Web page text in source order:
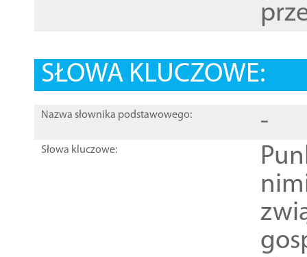
SŁOWA KLUCZOWE:
Nazwa słownika podstawowego: -
Słowa kluczowe: